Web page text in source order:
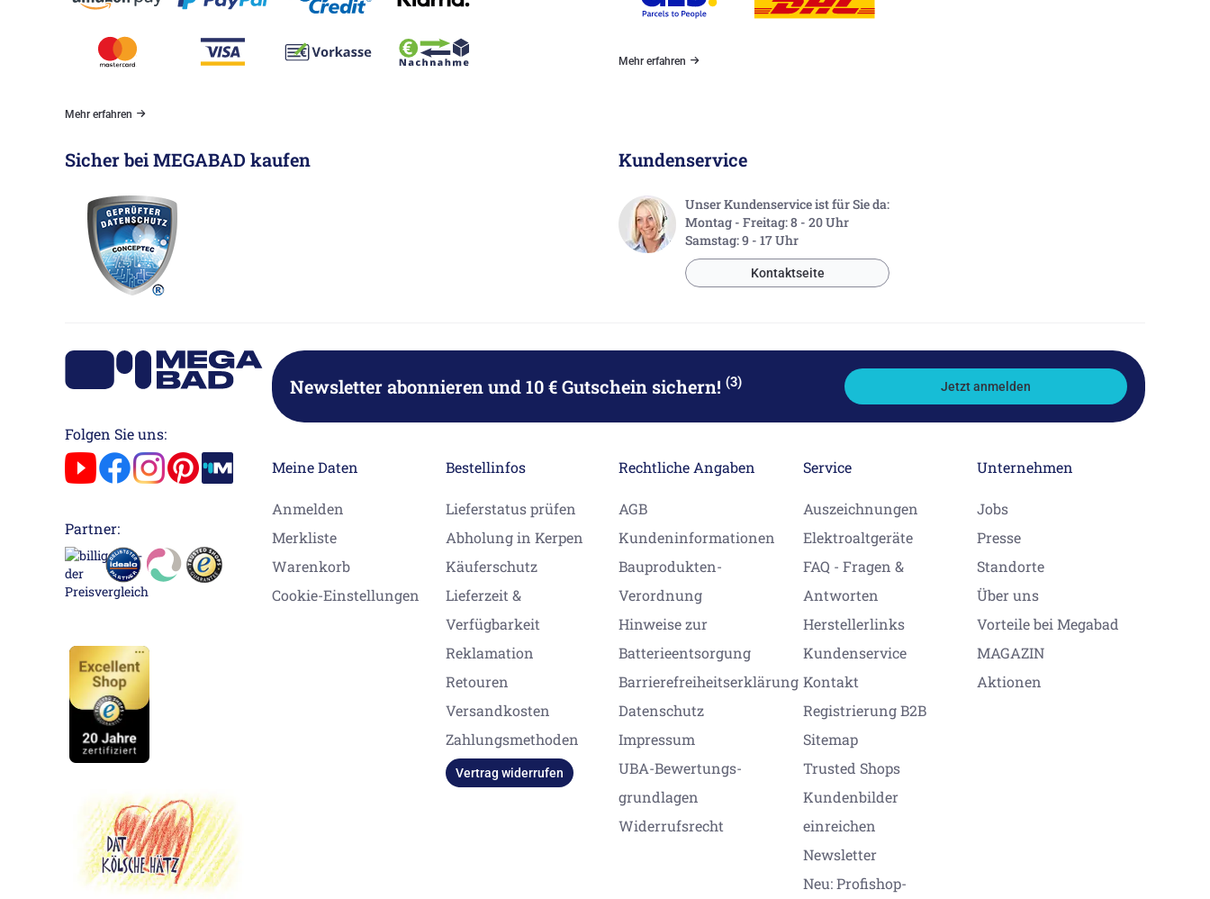
Mehr erfahren
Mehr erfahren
Sicher bei MEGABAD kaufen Kundenservice
Unser Kundenservice ist für Sie da:
Montag - Freitag: 8 - 20 Uhr
Samstag: 9 - 17 Uhr
Kontaktseite
Folgen Sie uns:
Partner:
Newsletter abonnierenund 10 € Gutschein sichern! (3) Jetzt anmelden
Meine Daten
Anmelden
Merkliste
Warenkorb
Cookie-Einstellungen
Bestellinfos
Lieferstatus prüfen
Abholung in Kerpen
Käuferschutz
Lieferzeit &
Verfügbarkeit
Reklamation
Retouren
Versandkosten
Zahlungsmethoden
Vertrag widerrufen
Rechtliche Angaben
AGB
Kundeninformationen
Bauprodukten-
Verordnung
Hinweise zur
Batterieentsorgung
Barrierefreiheitserklärung
Datenschutz
Impressum
UBA-Bewertungs-
grundlagen
Widerrufsrecht
Service
Auszeichnungen
Elektroaltgeräte
FAQ - Fragen &
Antworten
Herstellerlinks
Kundenservice
Kontakt
Registrierung B2B
Sitemap
Trusted Shops
Kundenbilder
einreichen
Newsletter
Neu: Profishop-
Unternehmen
Jobs
Presse
Standorte
Über uns
Vorteile bei Megabad
MAGAZIN
Aktionen